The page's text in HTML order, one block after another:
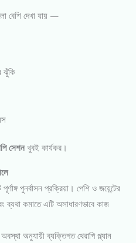
বেশি দেখা যায় —
ঝুঁকি
সেশনখুবই কার্যকর।
পুনর্বাসন প্রক্রিয়া। পেশি ও জয়েন্টের
ব্যথা কমাতে এটি অসাধারণভাবে কাজ
অনুযায়ী ব্যক্তিগত থেরাপি প্ল্যান